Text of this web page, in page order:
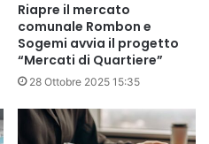
Riapre il mercato
comunale Rombon e
Sogemi avvia il progetto
“Mercati di Quartiere”
28 Ottobre 2025 15:35